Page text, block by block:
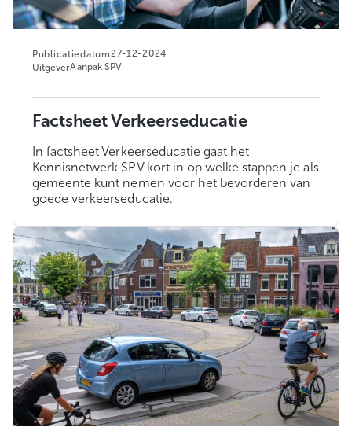
Publicatiedatum27-12-2024
UitgeverAanpak SPV
Factsheet Verkeerseducatie
In factsheet Verkeerseducatie gaat het
Kennisnetwerk SPV kort in op welke stappen je als
gemeente kunt nemen voor het bevorderen van
goede verkeerseducatie.